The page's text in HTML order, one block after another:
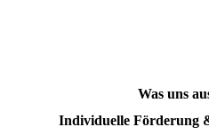
Was uns
Individuelle Förderung